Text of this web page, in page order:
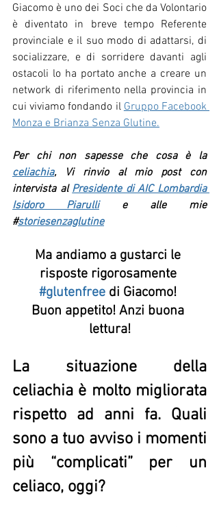
Giacomo è uno dei Soci che da Volontario
è diventato in breve tempo Referente
provinciale e il suo modo di adattarsi, di
socializzare, e di sorridere davanti agli
ostacoli lo ha portato anche a creare un
network di riferimento nella provincia in
cui viviamo fondando il Gruppo Facebook
Monza e Brianza Senza Glutine.
Per chi non sapesse che cosa è la
celiachia, Vi rinvio al mio post con
intervista al Presidente di AIC Lombardia
Isidoro Piarulli e alle mie
#storiesenzaglutine
Ma andiamo a gustarci le
risposte rigorosamente
#glutenfree di Giacomo!
Buon appetito! Anzi buona
lettura!
La situazione della
celiachia è molto migliorata
rispetto ad anni fa. Quali
sono a tuo avviso i momenti
più “complicati” per un
celiaco, oggi?